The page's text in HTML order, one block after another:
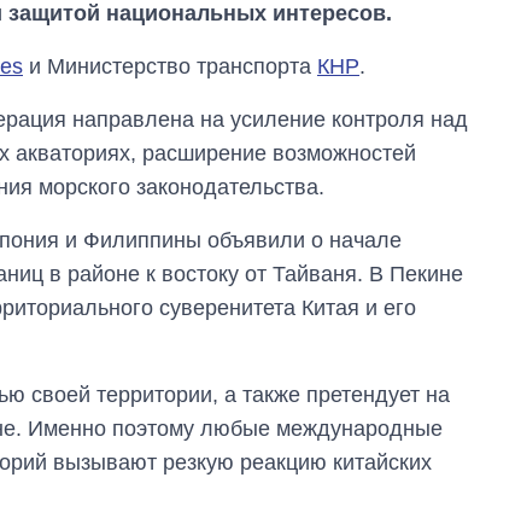
национальных интересов.
и Министерство транспорта КНР.
направлена на усиление контроля над
акваториях, расширение возможностей
морского законодательства.
и Филиппины объявили о начале
в районе к востоку от Тайваня. В Пекине
суверенитета Китая и его
своей территории, а также претендует на
Именно поэтому любые международные
вызывают резкую реакцию китайских
бюджет
Министерства
обороны за 13 лет
войны с россией